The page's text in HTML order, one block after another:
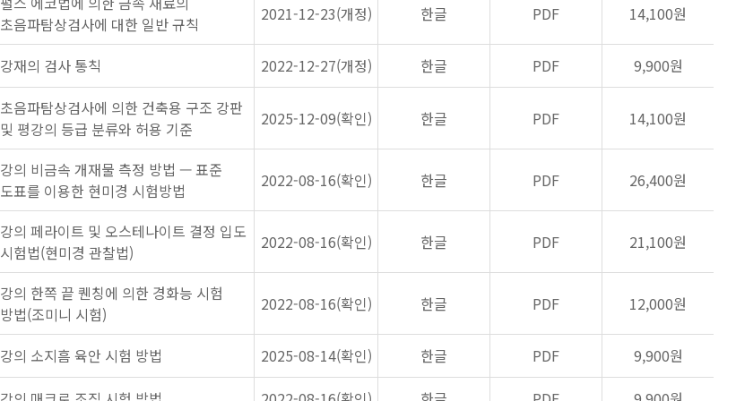
초음파탐상검사에 대한 일반 규칙
2021-12-23(개정) 한글 PDF 14,100원
강재의 검사 통칙 2022-12-27(개정) 한글 PDF 9,900원
초음파탐상검사에 의한 건축용 구조 강판
및 평강의 등급 분류와 허용 기준
2025-12-09(확인) 한글 PDF 14,100원
강의 비금속 개재물 측정 방법 — 표준
도표를 이용한 현미경 시험방법
2022-08-16(확인) 한글 PDF 26,400원
강의 페라이트 및 오스테나이트 결정 입도
시험법(현미경 관찰법)
2022-08-16(확인) 한글 PDF 21,100원
강의 한쪽 끝 퀜칭에 의한 경화능 시험
방법(조미니 시험)
2022-08-16(확인) 한글 PDF 12,000원
강의 소지흠 육안 시험 방법 2025-08-14(확인) 한글 PDF
9,900원